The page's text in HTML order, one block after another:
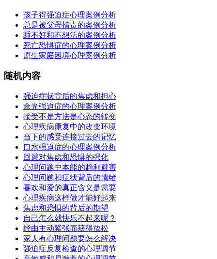
孩子得强迫症心理案例分析
总是被父母指责的案例分析
睡不好和不想活的案例分析
死亡恐惧症的心理案例分析
原生家庭困境心理案例分析
随机内容
强迫症状背后的焦虑和担心
余光强迫症的心理案例分析
接受不是方法是心态的转变
心理疾病康复中的改变环境
当下的感受连接过去的记忆
口水强迫症的心理案例分析
回避对焦虑和恐惧的强化
心理问题中本能的趋利避害
心理问题和症状背后的情绪
喜欢和爱的真正含义是需要
心理疾病这样做才能好起来
焦虑和恐惧的背后的期望
自己怎么就快乐不起来呢？
经由主动紧张而获得放松
家人有心理问题要怎么解决
强迫症反复检查的心理调节